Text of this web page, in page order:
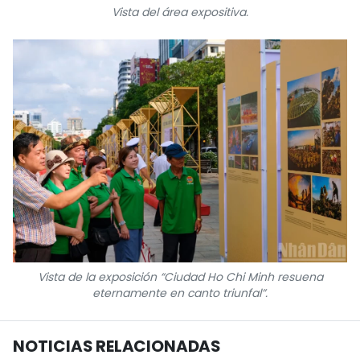
Vista del área expositiva.
Vista de la exposición “Ciudad Ho Chi Minh resuena
eternamente en canto triunfal”.
NOTICIAS RELACIONADAS